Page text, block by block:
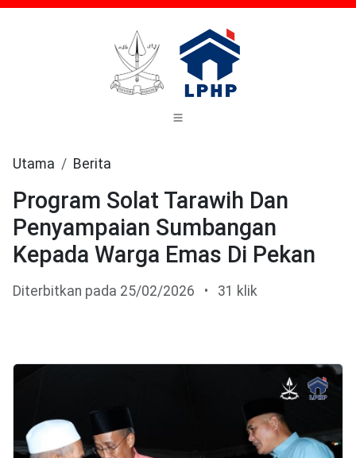
Utama Berita
Program Solat Tarawih Dan
Penyampaian Sumbangan
Kepada Warga Emas Di Pekan
Diterbitkan pada 25/02/2026 • 31 klik